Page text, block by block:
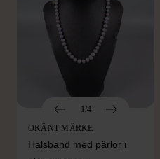
1/4
OKÄNT MÄRKE
Halsband med pärlor i